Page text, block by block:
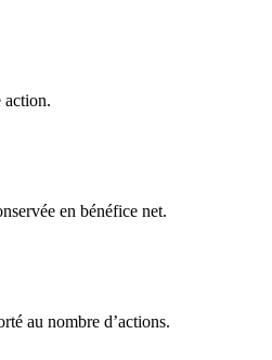
action.
en bénéfice net.
au nombre d’actions.